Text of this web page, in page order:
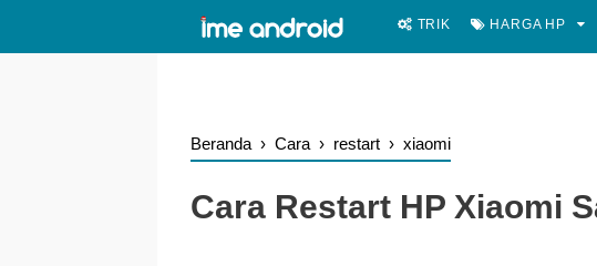
TRIK HARGA HP
Beranda › Cara › restart › xiaomi
Cara Restart HP Xiaomi